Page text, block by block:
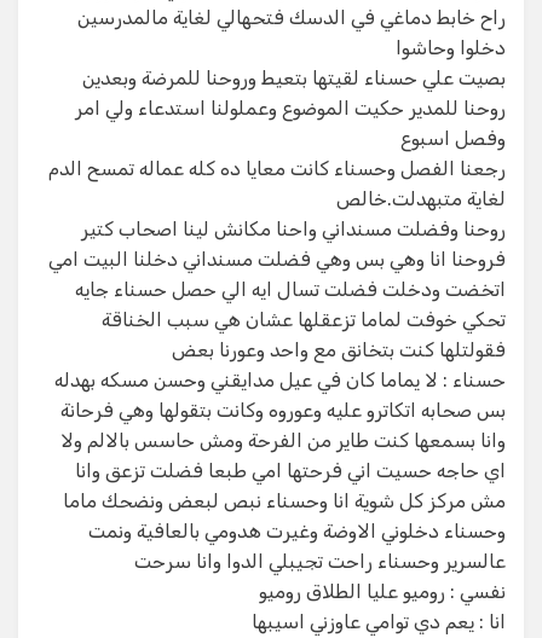
راح خابط دماغي في الدسك فتحهالي لغاية مالمدرسين
دخلوا وحاشوا
بصيت علي حسناء لقيتها بتعيط وروحنا للمرضة وبعدين
روحنا للمدير حكيت الموضوع وعملولنا استدعاء ولي امر
وفصل اسبوع
رجعنا الفصل وحسناء كانت معايا ده كله عماله تمسح الدم
لغاية متبهدلت.خالص
روحنا وفضلت مسنداني واحنا مكانش لينا اصحاب كتير
فروحنا انا وهي بس وهي فضلت مسنداني دخلنا البيت امي
اتخضت ودخلت فضلت تسال ايه الي حصل حسناء جايه
تحكي خوفت لماما تزعقلها عشان هي سبب الخناقة
فقولتلها كنت بتخانق مع واحد وعورنا بعض
حسناء : لا يماما كان في عيل مدايقني وحسن مسكه بهدله
بس صحابه اتكاترو عليه وعوروه وكانت بتقولها وهي فرحانة
وانا بسمعها كنت طاير من الفرحة ومش حاسس بالالم ولا
اي حاجه حسيت اني فرحتها امي طبعا فضلت تزعق وانا
مش مركز كل شوية انا وحسناء نبص لبعض ونضحك ماما
وحسناء دخلوني الاوضة وغيرت هدومي بالعافية ونمت
عالسرير وحسناء راحت تجيبلي الدوا وانا سرحت
نفسي : روميو عليا الطلاق روميو
انا : يعم دي توامي عاوزني اسيبها